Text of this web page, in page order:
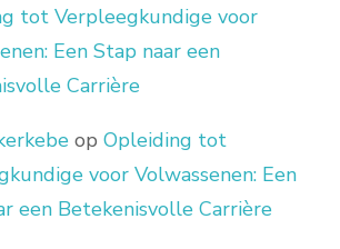
tot Verpleegkundige voor
Een Stap naar een
Carrière
op Opleiding tot
voor Volwassenen: Een
een Betekenisvolle Carrière